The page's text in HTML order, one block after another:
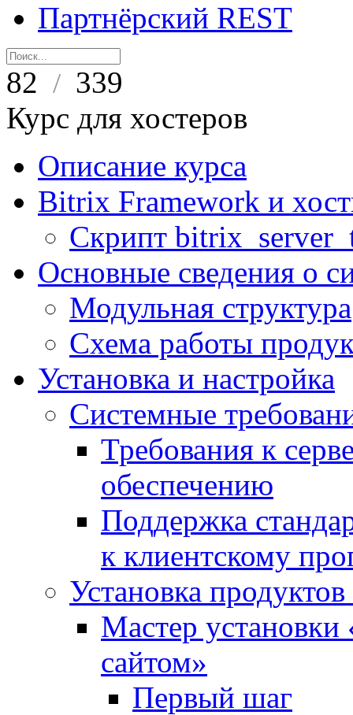
Партнёрский REST
82 / 339
Курс для хостеров
Описание курса
Bitrix Framework и
Скрипт
Основные сведения о
Модульная структура
Схема работы
Установка и настройка
Системные
Требования к
обеспечению
Поддержка
к клиентскому
Установка
Мастер
сайтом»
Первый шаг